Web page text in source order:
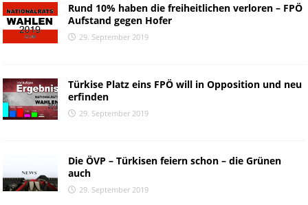
Rund 10% haben die freiheitlichen verloren – FPÖ
Aufstand gegen Hofer
29. September 2019
Türkise Platz eins FPÖ will in Opposition und neu
erfinden
29. September 2019
Die ÖVP – Türkisen feiern schon – die Grünen
auch
29. September 2019